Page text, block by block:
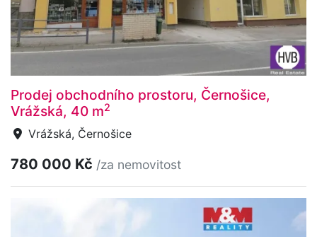
Prodej obchodního prostoru, Černošice,
Vrážská, 40 m2
Vrážská, Černošice
780 000 Kč /za nemovitost